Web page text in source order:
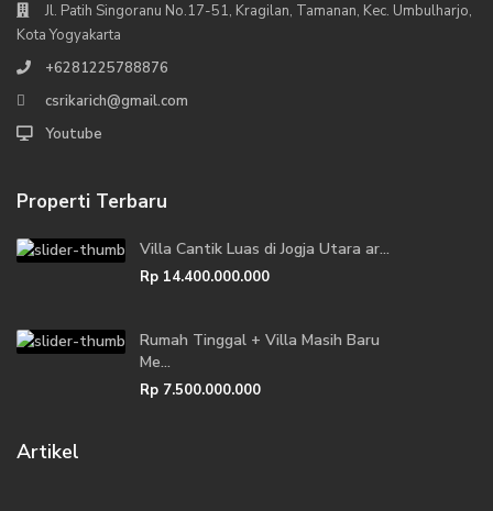
Jl. Patih Singoranu No.17-51, Kragilan, Tamanan, Kec. Umbulharjo,
Kota Yogyakarta
+6281225788876
csrikarich@gmail.com
Youtube
Properti Terbaru
Villa Cantik Luas di Jogja Utara ar...
Rp 14.400.000.000
Rumah Tinggal + Villa Masih Baru
Me...
Rp 7.500.000.000
Artikel